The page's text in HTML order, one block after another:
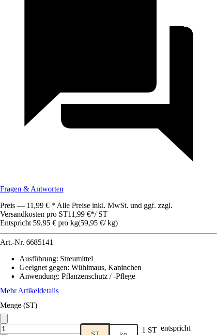
Fragen & Antworten
Preis — 11,99 € * Alle Preise inkl. MwSt. und ggf. zzgl.
Versandkosten pro ST11,99 €*/ ST
Entspricht 59,95 € pro kg(59,95 €/ kg)
Art.-Nr. 6685141
Ausführung: Streumittel
Geeignet gegen: Wühlmaus, Kaninchen
Anwendung: Pflanzenschutz / -Pflege
Mehr Artikeldetails
Menge (ST)
1 ST entspricht